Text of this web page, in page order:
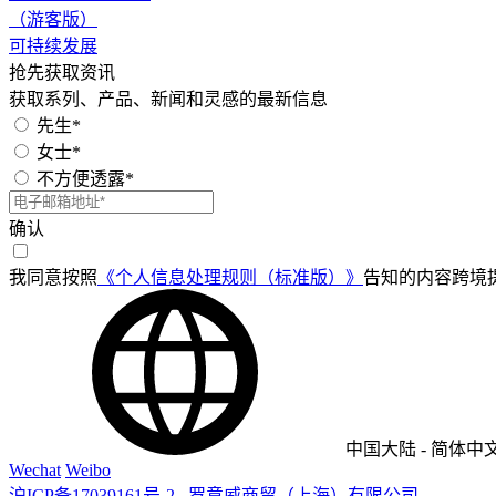
（游客版）
可持续发展
抢先获取资讯
获取系列、产品、新闻和灵感的最新信息
先生*
女士*
不方便透露*
确认
我同意按照 《个人信息处理规则（标准版）》 告知的内容跨境
中国大陆 - 简体中
Wechat Weibo